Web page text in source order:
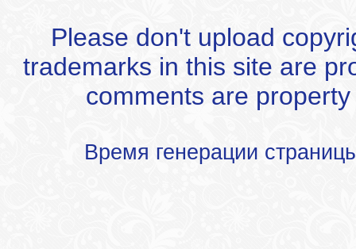
Please don't upload
trademarks in this site are
comments are
Время генерации